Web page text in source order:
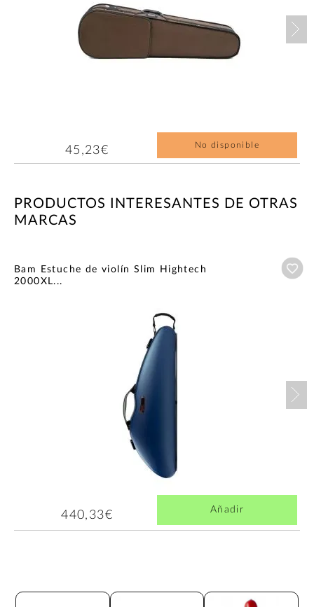
45,23€ No disponible
PRODUCTOS INTERESANTES DE OTRAS
MARCAS
Bam Estuche de violín Slim Hightech
2000XL...
440,33€ Añadir